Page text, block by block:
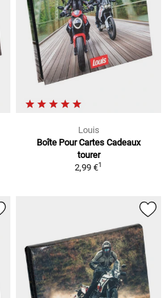
Louis
Boîte Pour Cartes Cadeaux
tourer
2,99 €1